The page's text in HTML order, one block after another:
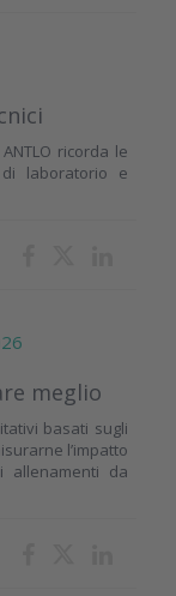
ricorda le
laboratorio e
meglio
basati sugli
l’impatto
allenamenti da